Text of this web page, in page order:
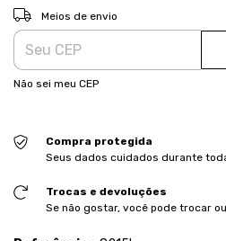
Entregas para o CEP:
Meios de envio
Não sei meu CEP
Compra protegida
Seus dados cuidados durante
Trocas e devoluções
Se não gostar, você pode trocar